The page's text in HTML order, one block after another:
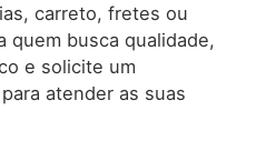
carreto, fretes ou
quem busca qualidade,
e solicite um
atender as suas